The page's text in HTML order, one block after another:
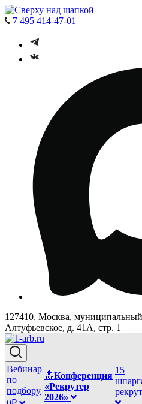
7 495 414-47-01
127410, Москва,
Алтуфьевское, д. 41А, стр. 1
Вебинар
по
подбору
🔝Конференция
«Рекрутер
2026»
15